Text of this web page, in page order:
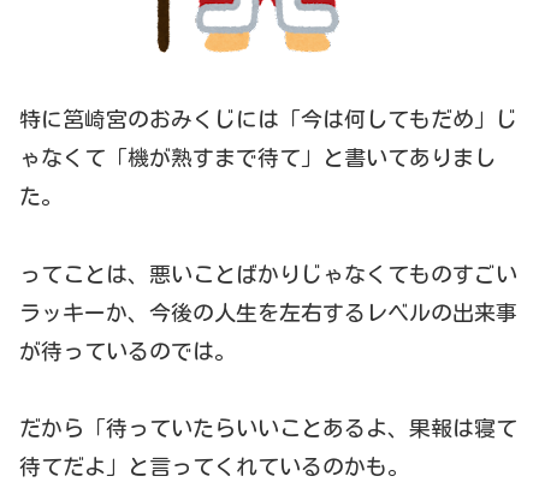
特に筥崎宮のおみくじには「今は何してもだめ」じ
ゃなくて「機が熟すまで待て」と書いてありまし
た。
ってことは、悪いことばかりじゃなくてものすごい
ラッキーか、今後の人生を左右するレベルの出来事
が待っているのでは。
だから「待っていたらいいことあるよ、果報は寝て
待てだよ」と言ってくれているのかも。